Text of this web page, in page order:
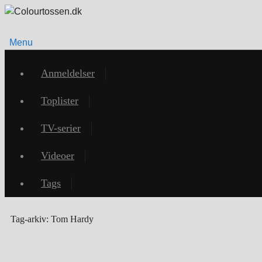
Menu
Anmeldelser
Toplister
TV-serier
Videoer
Tags
Tag-arkiv: Tom Hardy